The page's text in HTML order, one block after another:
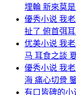
埋輪 新來莫是
優秀小说 我
扯了 俯首弭
优美小说 我
马 耳食之談
優秀小说 我
海 痛心切骨
有口皆碑的小